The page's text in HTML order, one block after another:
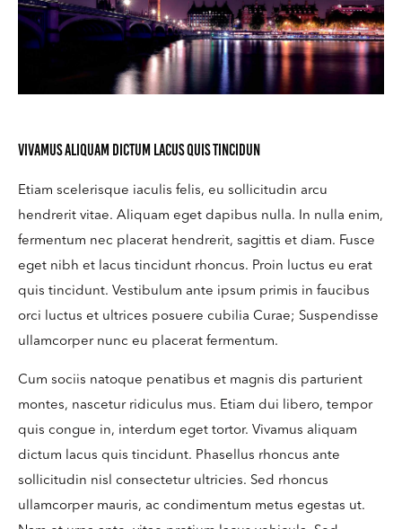
Vivamus aliquam dictum lacus quis tincidun
Etiam scelerisque iaculis felis, eu sollicitudin arcu
hendrerit vitae. Aliquam eget dapibus nulla. In nulla enim,
fermentum nec placerat hendrerit, sagittis et diam. Fusce
eget nibh et lacus tincidunt rhoncus. Proin luctus eu erat
quis tincidunt. Vestibulum ante ipsum primis in faucibus
orci luctus et ultrices posuere cubilia Curae; Suspendisse
ullamcorper nunc eu placerat fermentum.
Cum sociis natoque penatibus et magnis dis parturient
montes, nascetur ridiculus mus. Etiam dui libero, tempor
quis congue in, interdum eget tortor. Vivamus aliquam
dictum lacus quis tincidunt. Phasellus rhoncus ante
sollicitudin nisl consectetur ultricies. Sed rhoncus
ullamcorper mauris, ac condimentum metus egestas ut.